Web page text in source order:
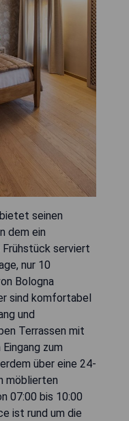
seinen
dem ein
serviert
nur 10
Bologna
sind komfortabel
und
Terrassen mit
zum
über eine 24-
möblierten
07:00 bis 10:00
ist rund um die